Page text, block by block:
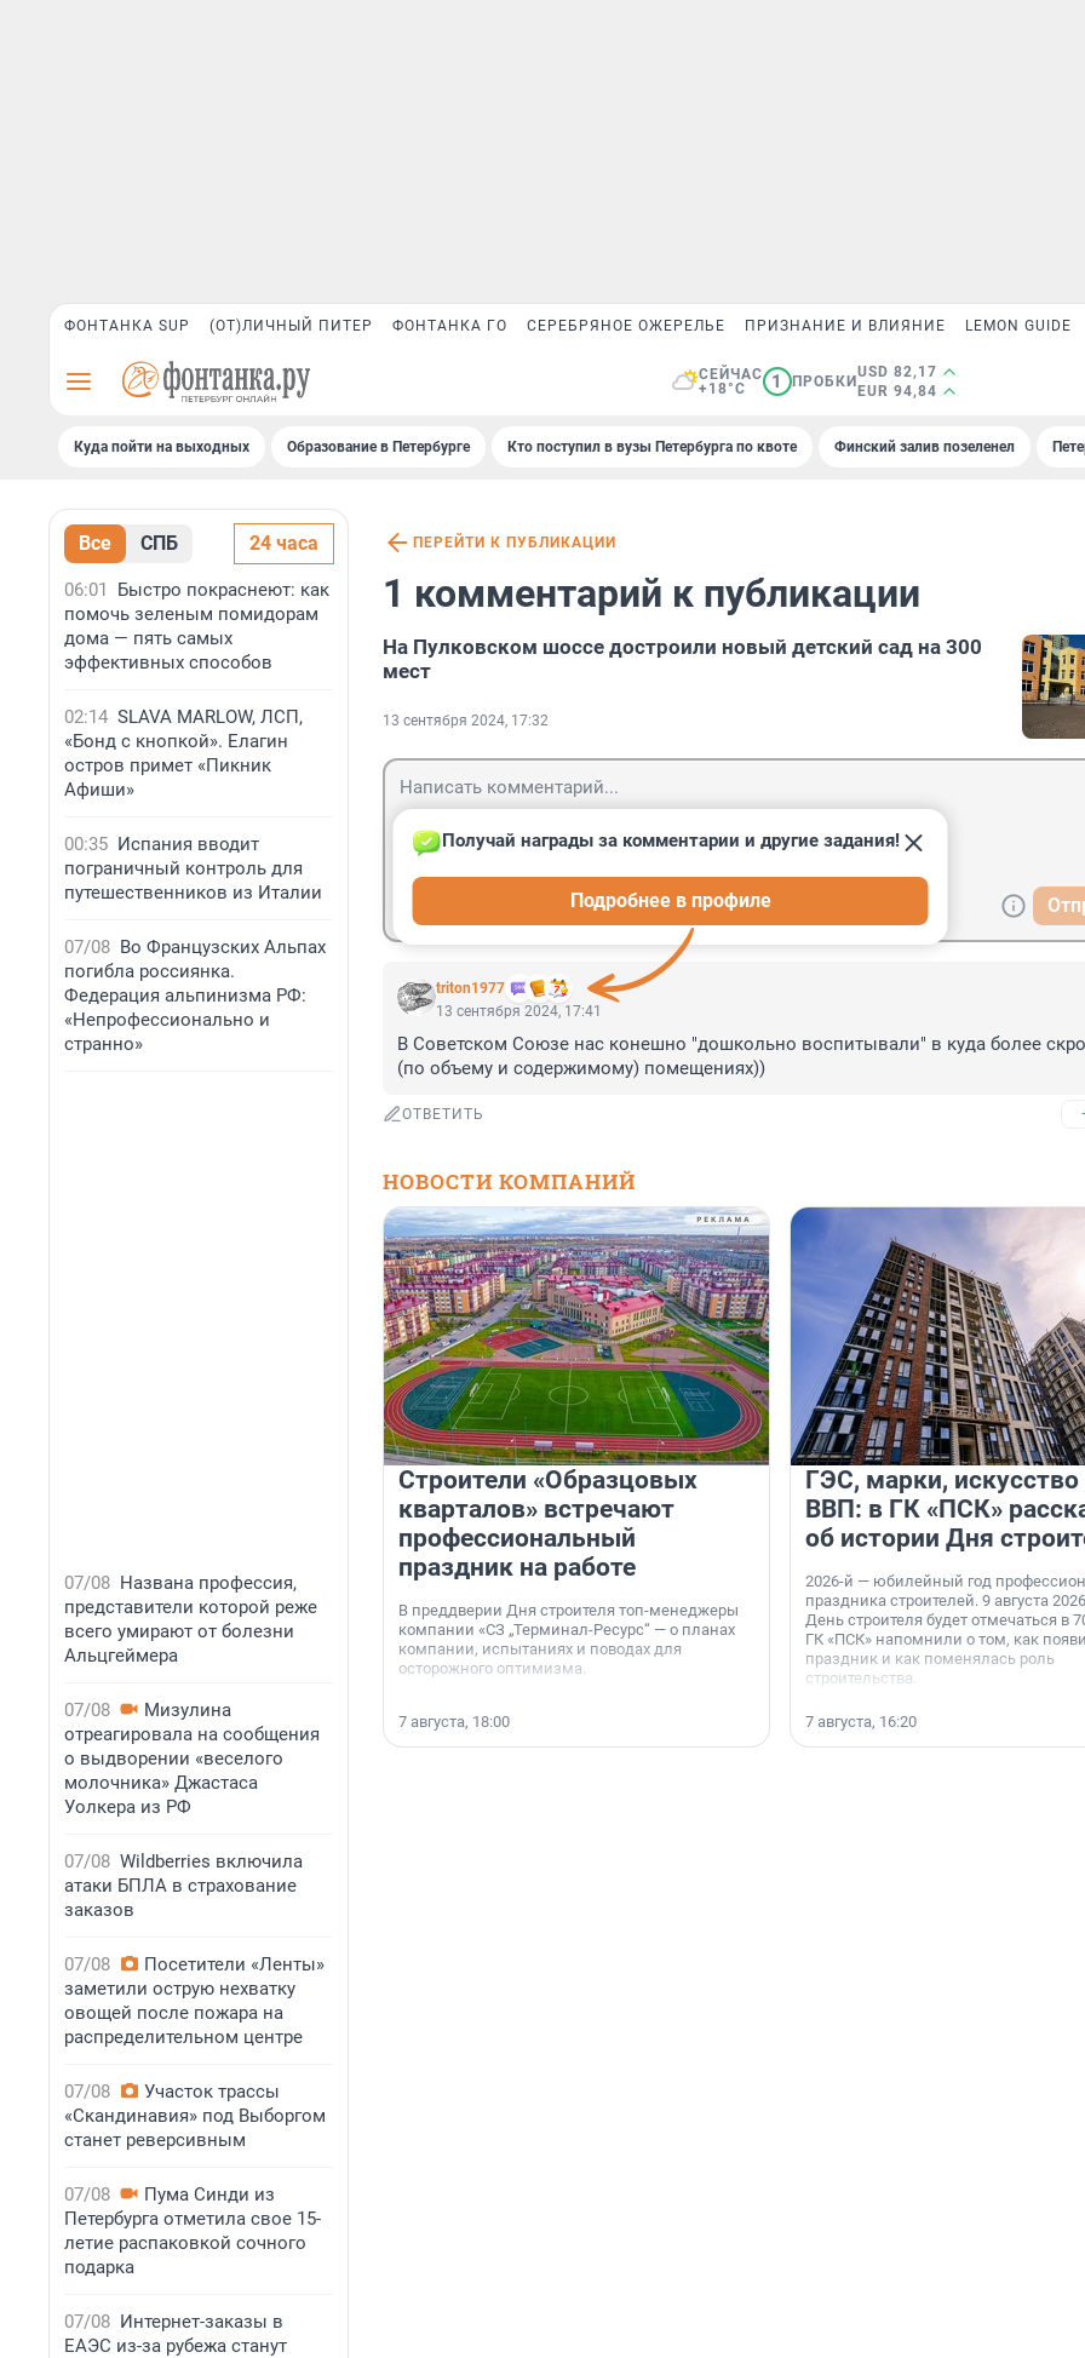
ФОНТАНКА SUP (ОТ)ЛИЧНЫЙ ПИТЕР ФОНТАНКА ГО СЕРЕБРЯНОЕ ОЖЕРЕЛЬЕ ПРИЗНАНИЕ И ВЛИЯНИЕ LEMON GUIDE
СЕЙЧАС
+18°C
1 ПРОБКИ
USD 82,17
EUR 94,84
Куда пойти на выходных Образование в Петербурге Кто поступил в вузы Петербурга по квоте Финский залив позеленел
Все СПБ 24 часа
06:01
Быстро покраснеют: как
помочь зеленым помидорам
дома — пять самых
эффективных способов
02:14 SLAVA MARLOW, ЛСП,
«Бонд с кнопкой». Елагин
остров примет «Пикник
Афиши»
00:35 Испания вводит
пограничный контроль для
путешественников из Италии
07/08 Во Французских Альпах
погибла россиянка.
Федерация альпинизма РФ:
«Непрофессионально и
странно»
07/08 Названа профессия,
представители которой реже
всего умирают от болезни
Альцгеймера
07/08
Мизулина
отреагировала на сообщения
о выдворении «веселого
молочника» Джастаса
Уолкера из РФ
07/08 Wildberries включила
атаки БПЛА в страхование
заказов
07/08
Посетители «Ленты»
заметили острую нехватку
овощей после пожара на
распределительном центре
07/08
Участок трассы
«Скандинавия» под Выборгом
станет реверсивным
07/08
Пума Синди из
Петербурга отметила свое 15-
летие распаковкой сочного
подарка
07/08 Интернет-заказы в
ЕАЭС из-за рубежа станут
ПЕРЕЙТИ К ПУБЛИКАЦИИ
1 комментарий к публикации
На Пулковском шоссе достроили новый детский сад на 300
мест
13 сентября 2024, 17:32
triton1977
Получай награды за комментарии и другие задания!
Подробнее в профиле
13 сентября 2024, 17:41
В Советском Союзе нас конешно "дошкольно воспитывали" в куда более
(по объему и содержимому) помещениях))
ОТВЕТИТЬ
НОВОСТИ КОМПАНИЙ
Строители «Образцовых
кварталов» встречают
профессиональный
праздник на работе
В преддверии Дня строителя топ-менеджеры
компании «СЗ „Терминал-Ресурс“ — о планах
компании, испытаниях и поводах для
осторожного оптимизма.
7 августа, 18:00
ГЭС, марки, искусство
ВВП: в ГК «ПСК»
об истории Дня
2026-й — юбилейный год
праздника строителей. 9 августа
День строителя будет отмечаться в
ГК «ПСК» напомнили о том, как
праздник и как поменялась роль
строительства.
7 августа, 16:20